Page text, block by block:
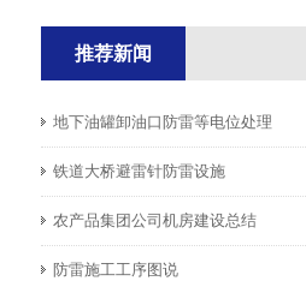
推荐新闻
地下油罐卸油口防雷等电位处理
铁道大桥避雷针防雷设施
农产品集团公司机房建设总结
防雷施工工序图说